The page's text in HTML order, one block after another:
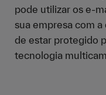
pode utilizar os e-
sua empresa com a
de estar protegido
tecnologia